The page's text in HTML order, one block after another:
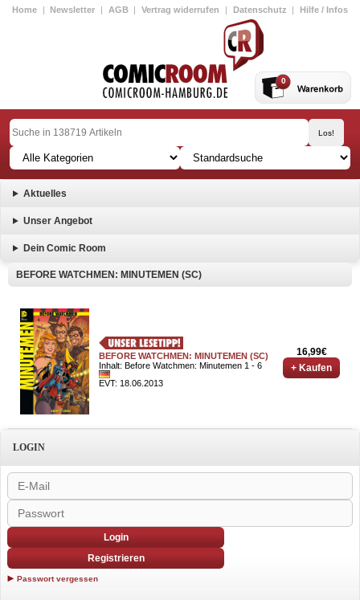
Home | Newsletter | AGB | Vertrag widerrufen | Datenschutz | Hilfe / Infos
0
Aktuelles
Unser Angebot
Dein Comic Room
BEFORE WATCHMEN: MINUTEMEN (SC)
BEFORE WATCHMEN: MINUTEMEN (SC)
Inhalt: Before Watchmen: Minutemen 1 - 6
EVT: 18.06.2013
16,99€
+ Kaufen
LOGIN
Login
Registrieren
Passwort vergessen